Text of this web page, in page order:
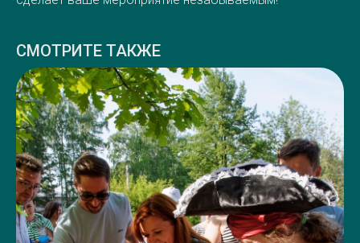
СМОТРИТЕ ТАКЖЕ